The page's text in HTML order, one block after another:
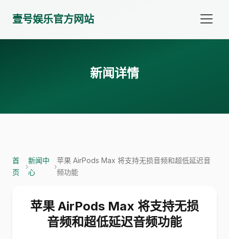
壹号娱乐官方网站
新闻详情
首
页
›
新闻中
心
›
苹果 AirPods Max 将支持无损音频和超低延迟音
频功能
苹果 AirPods Max 将支持无损
音频和超低延迟音频功能